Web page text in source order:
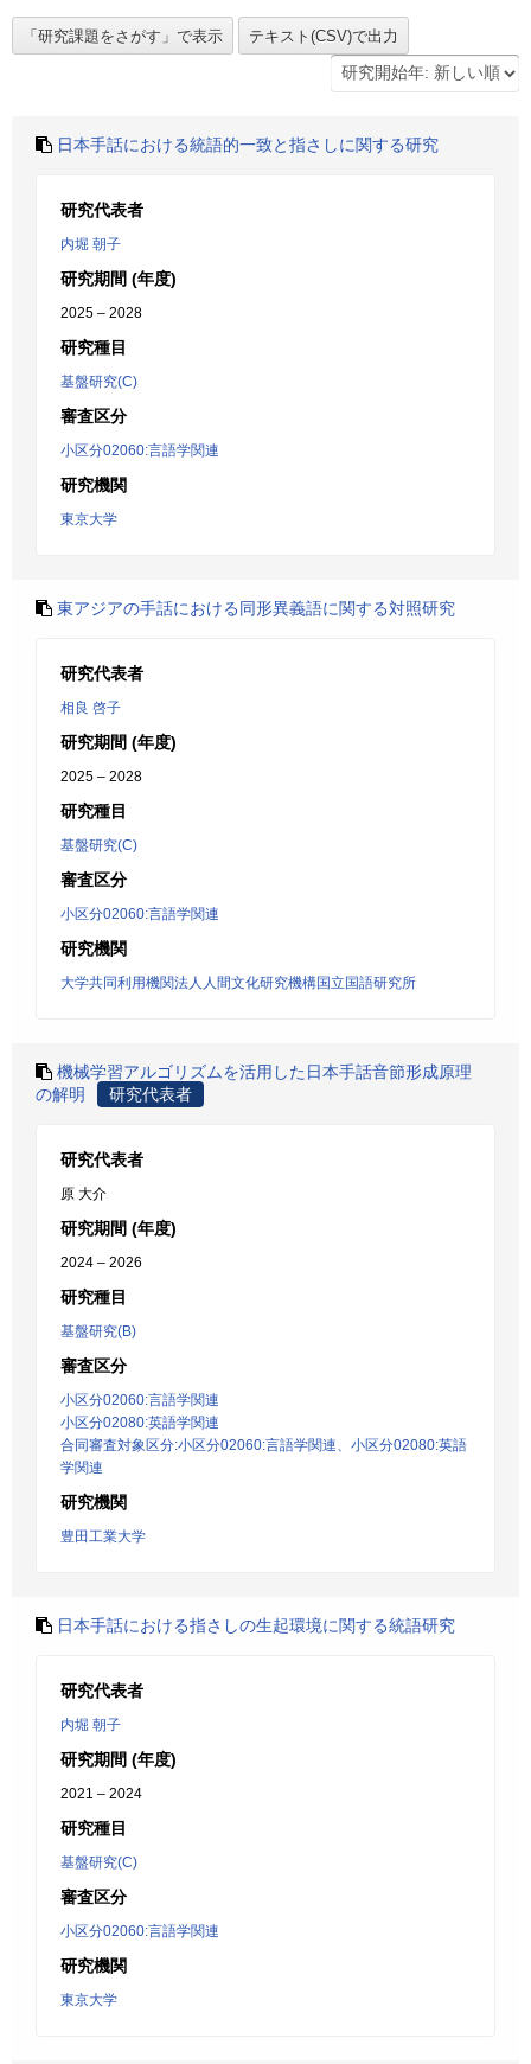
日本手話における統語的一致と指さしに関する研究
研究代表者
内堀 朝子
研究期間 (年度)
2025 – 2028
研究種目
基盤研究(C)
審査区分
小区分02060:言語学関連
研究機関
東京大学
東アジアの手話における同形異義語に関する対照研究
研究代表者
相良 啓子
研究期間 (年度)
2025 – 2028
研究種目
基盤研究(C)
審査区分
小区分02060:言語学関連
研究機関
大学共同利用機関法人人間文化研究機構国立国語研究所
機械学習アルゴリズムを活用した日本手話音節形成原理
の解明
研究代表者
研究代表者
原 大介
研究期間 (年度)
2024 – 2026
研究種目
基盤研究(B)
審査区分
小区分02060:言語学関連
小区分02080:英語学関連
合同審査対象区分:小区分02060:言語学関連、小区分02080:英語
学関連
研究機関
豊田工業大学
日本手話における指さしの生起環境に関する統語研究
研究代表者
内堀 朝子
研究期間 (年度)
2021 – 2024
研究種目
基盤研究(C)
審査区分
小区分02060:言語学関連
研究機関
東京大学